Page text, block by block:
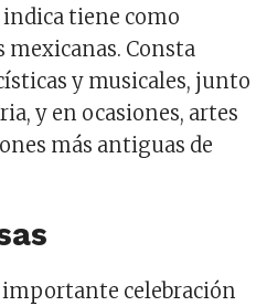
tiene como
mexicanas. Consta
y musicales, junto
y en ocasiones, artes
más antiguas de
importante celebración